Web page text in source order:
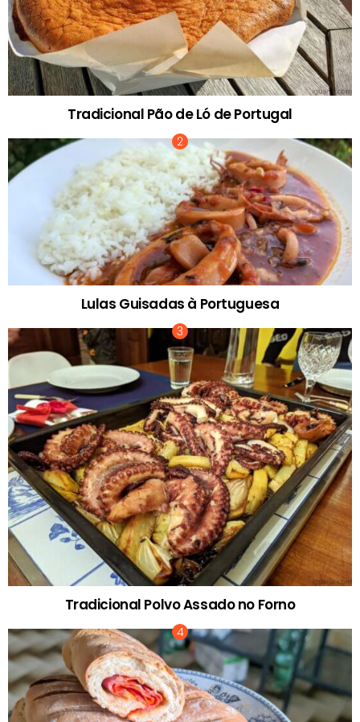
Tradicional Pão de Ló de Portugal
Lulas Guisadas à Portuguesa
Tradicional Polvo Assado no Forno